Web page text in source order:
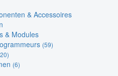
& Accessoires
& Modules
(59)
(6)